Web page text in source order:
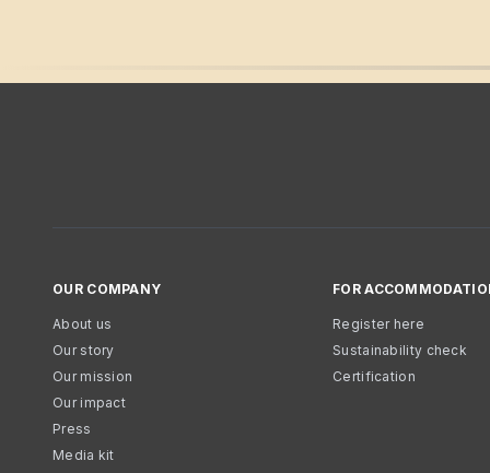
OUR COMPANY
About us
Our story
Our mission
Our impact
Press
Media kit
FOR
Register here
Sustainability check
Certification